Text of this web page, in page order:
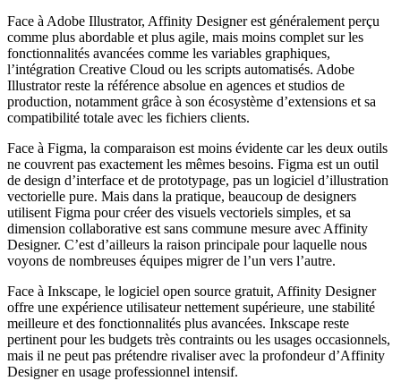
Face à Adobe Illustrator, Affinity Designer est généralement perçu
comme plus abordable et plus agile, mais moins complet sur les
fonctionnalités avancées comme les variables graphiques,
l’intégration Creative Cloud ou les scripts automatisés. Adobe
Illustrator reste la référence absolue en agences et studios de
production, notamment grâce à son écosystème d’extensions et sa
compatibilité totale avec les fichiers clients.
Face à Figma, la comparaison est moins évidente car les deux outils
ne couvrent pas exactement les mêmes besoins. Figma est un outil
de design d’interface et de prototypage, pas un logiciel d’illustration
vectorielle pure. Mais dans la pratique, beaucoup de designers
utilisent Figma pour créer des visuels vectoriels simples, et sa
dimension collaborative est sans commune mesure avec Affinity
Designer. C’est d’ailleurs la raison principale pour laquelle nous
voyons de nombreuses équipes migrer de l’un vers l’autre.
Face à Inkscape, le logiciel open source gratuit, Affinity Designer
offre une expérience utilisateur nettement supérieure, une stabilité
meilleure et des fonctionnalités plus avancées. Inkscape reste
pertinent pour les budgets très contraints ou les usages occasionnels,
mais il ne peut pas prétendre rivaliser avec la profondeur d’Affinity
Designer en usage professionnel intensif.